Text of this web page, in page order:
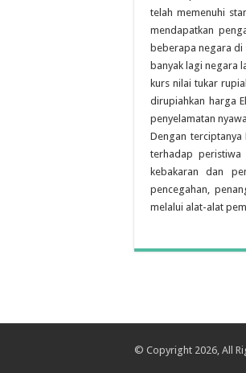
telah memenuhi
mendapatkan
beberapa negara di
banyak lagi negara
kurs nilai tukar
dirupiahkan harga
penyelamatan
Dengan
terhadap peristiwa
kebakaran dan
pencegahan,
melalui alat-alat
© Copyright 2026, All